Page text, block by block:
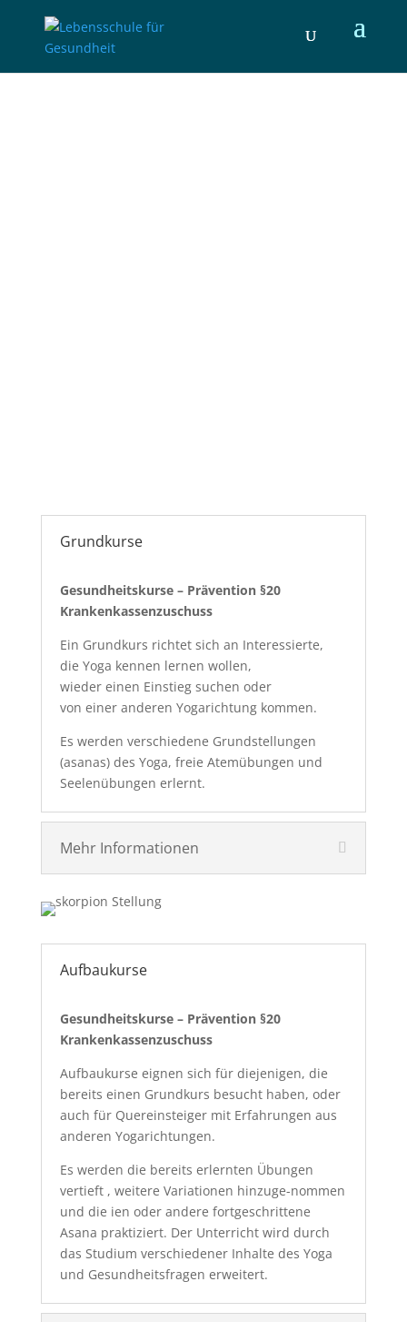
Grundkurse
Gesundheitskurse – Prävention §20
Krankenkassenzuschuss
Ein Grundkurs richtet sich an Interessierte,
die Yoga kennen lernen wollen,
wieder einen Einstieg suchen oder
von einer anderen Yogarichtung kommen.
Es werden verschiedene Grundstellungen
(asanas) des Yoga, freie Atemübungen und
Seelenübungen erlernt.
Mehr Informationen
Aufbaukurse
Gesundheitskurse – Prävention §20
Krankenkassenzuschuss
Aufbaukurse eignen sich für diejenigen, die
bereits einen Grundkurs besucht haben, oder
auch für Quereinsteiger mit Erfahrungen aus
anderen Yogarichtungen.
Es werden die bereits erlernten Übungen
vertieft , weitere Variationen hinzuge-nommen
und die ien oder andere fortgeschrittene
Asana praktiziert. Der Unterricht wird durch
das Studium verschiedener Inhalte des Yoga
und Gesundheitsfragen erweitert.